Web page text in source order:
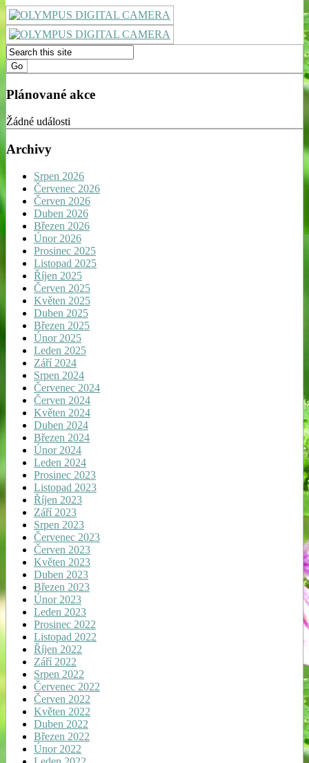
Plánované akce
Žádné události
Archivy
Srpen 2026
Červenec 2026
Červen 2026
Duben 2026
Březen 2026
Únor 2026
Prosinec 2025
Listopad 2025
Říjen 2025
Červen 2025
Květen 2025
Duben 2025
Březen 2025
Únor 2025
Leden 2025
Září 2024
Srpen 2024
Červenec 2024
Červen 2024
Květen 2024
Duben 2024
Březen 2024
Únor 2024
Leden 2024
Prosinec 2023
Listopad 2023
Říjen 2023
Září 2023
Srpen 2023
Červenec 2023
Červen 2023
Květen 2023
Duben 2023
Březen 2023
Únor 2023
Leden 2023
Prosinec 2022
Listopad 2022
Říjen 2022
Září 2022
Srpen 2022
Červenec 2022
Červen 2022
Květen 2022
Duben 2022
Březen 2022
Únor 2022